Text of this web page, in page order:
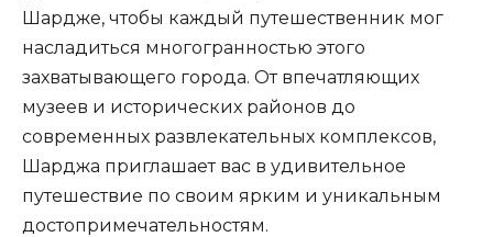
Шардже, чтобы каждый путешественник мог
насладиться многогранностью этого
захватывающего города. От впечатляющих
музеев и исторических районов до
современных развлекательных комплексов,
Шарджа приглашает вас в удивительное
путешествие по своим ярким и уникальным
достопримечательностям.